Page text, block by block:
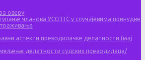
оверу
чланова УССПТС у случајевима принудне
аспекти преводилачке делатности (мај
делатности судских преводилаца/